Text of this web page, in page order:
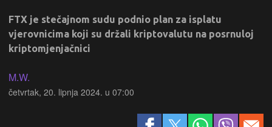
FTX je stečajnom sudu podnio plan za isplatu
vjerovnicima koji su držali kriptovalutu na posrnuloj
kriptomjenjačnici
M.W.
četvrtak, 20. lipnja 2024. u 07:00